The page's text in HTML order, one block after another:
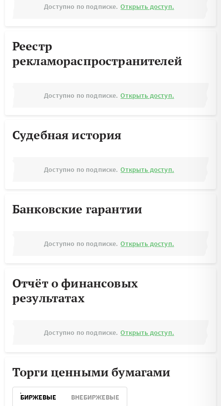
Доступно по подписке. Открыть доступ.
Реестр
рекламораспространителей
Доступно по подписке. Открыть доступ.
Судебная история
Доступно по подписке. Открыть доступ.
Банковские гарантии
Доступно по подписке. Открыть доступ.
Отчёт о финансовых
результатах
Доступно по подписке. Открыть доступ.
Торги ценными бумагами
БИРЖЕВЫЕ ВНЕБИРЖЕВЫЕ